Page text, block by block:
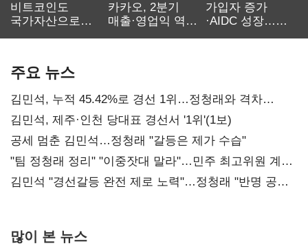
비트코인도
국가자산으로…'
카카오, 2분기
매출·영업익 역대
가입자 증가
·AIDC 성장…
주요 뉴스
김민석, 누적 45.42%로 경선 1위…정청래와 격차
0.86%p(2보)
김민석, 제주·인천 당대표 경선서 '1위'(1보)
공세 멈춘 김민석…정청래 "갈등은 제가 수습"
"팀 정청래 정리" "이중잣대 말라"…민주 최고위원 계파
다툼 격화
김민석 "경선갈등 완전 제로 노력"…정청래 "반명 공세
많이 본 뉴스